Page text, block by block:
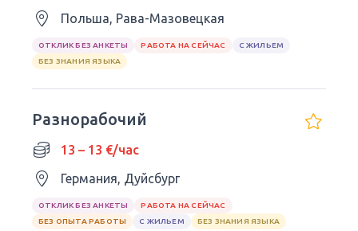
Польша, Рава-Мазовецкая
ОТКЛИК БЕЗ АНКЕТЫ РАБОТА НА СЕЙЧАС
С ЖИЛЬЕМ
БЕЗ ЗНАНИЯ ЯЗЫКА
Разнорабочий
13 – 13 €/час
Германия, Дуйсбург
ОТКЛИК БЕЗ АНКЕТЫ
РАБОТА НА СЕЙЧАС
БЕЗ ОПЫТА РАБОТЫ
С ЖИЛЬЕМ БЕЗ ЗНАНИЯ ЯЗЫКА